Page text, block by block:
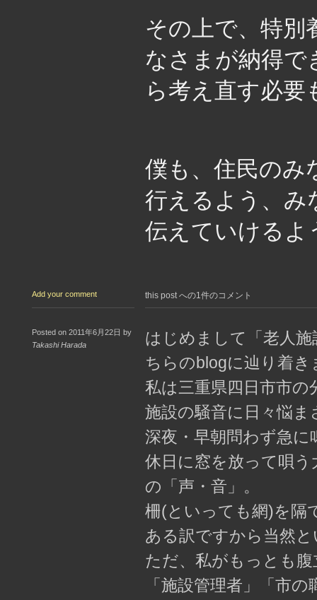
その上で、特別
なさまが納得で
ら考え直す必要
僕も、住民のみ
行えるよう、み
伝えていけるよ
Add your comment this post への1件のコメント
Posted on 2011年6月22日 by
Takashi Harada
はじめまして「老人
ちらのblogに辿り着き
私は三重県四日市市
施設の騒音に日々悩
深夜・早朝問わず急に
休日に窓を放って唄
の「声・音」。
柵(といっても網)を隔
ある訳ですから当然
ただ、私がもっとも
「施設管理者」「市